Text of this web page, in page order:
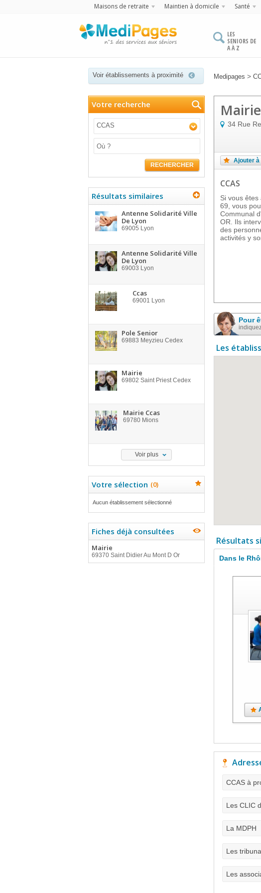
Maisons de retraite Maintien à domicile Santé
LES
SENIORS DE
A À Z
Voir établissements à proximité Medipages >
Votre recherche
CCAS
RECHERCHER
Résultats similaires
Antenne Solidarité Ville
De Lyon
69005 Lyon
Antenne Solidarité Ville
De Lyon
69003 Lyon
Ccas
69001 Lyon
Pole Senior
69883 Meyzieu Cedex
Mairie
69802 Saint Priest Cedex
Mairie Ccas
69780 Mions
Voir plus
Votre sélection (0)
Aucun établissement sélectionné
Fiches déjà consultées
Mairie
69370 Saint Didier Au Mont D Or
Mairie
34 Rue
Ajouter à
CCAS
Si vous
69, vous
Communal
OR. Ils
des
activités y
Pour
Les
Résultats
Dans le
CCAS à
Les CLIC
La MDPH
Les
Les